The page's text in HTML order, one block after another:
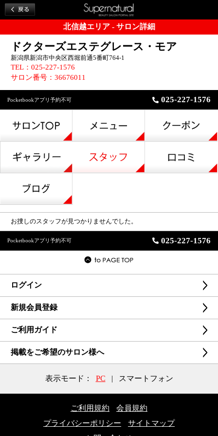
北信越エリア - サロン詳細
ドクターズエステグレース・モア
新潟県新潟市中央区西堀前通5番町764-1
TEL：025-227-1576
サロン番号：36676011
Pocketbookアプリ予約不可 025-227-1576
お捜しのスタッフが見つかりませんでした。
Pocketbookアプリ予約不可 025-227-1576
ログイン
新規会員登録
ご利用ガイド
掲載をご希望のサロン様へ
表示モード： PC | スマートフォン
ご利用規約
会員規約
プライバシーポリシー
サイトマップ